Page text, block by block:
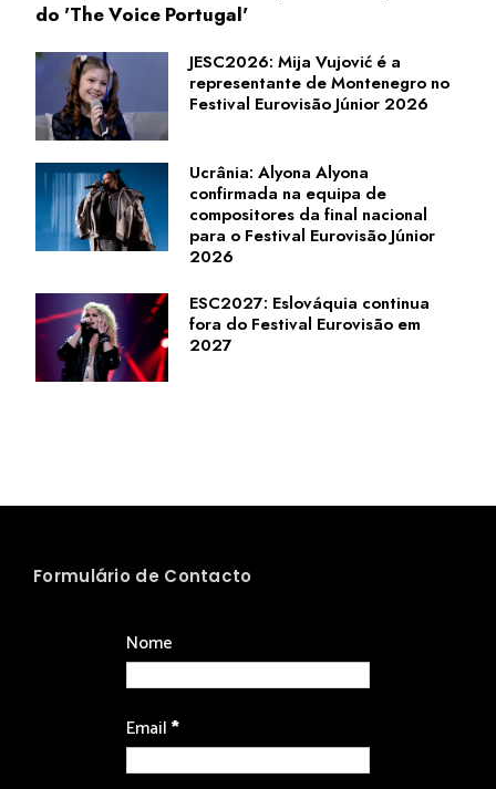
do 'The Voice Portugal'
JESC2026: Mija Vujović é a
representante de Montenegro no
Festival Eurovisão Júnior 2026
Ucrânia: Alyona Alyona
confirmada na equipa de
compositores da final nacional
para o Festival Eurovisão Júnior
2026
ESC2027: Eslováquia continua
fora do Festival Eurovisão em
2027
Formulário de Contacto
Nome
Email*